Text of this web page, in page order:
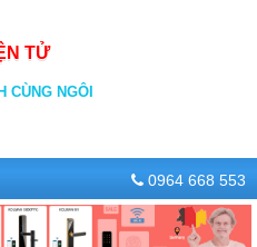
TỬ
CÙNG NGÔI
0964 668 553